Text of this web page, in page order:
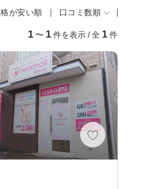
が安い順 口コミ数順
1 〜 1 件を表示 / 全 1 件